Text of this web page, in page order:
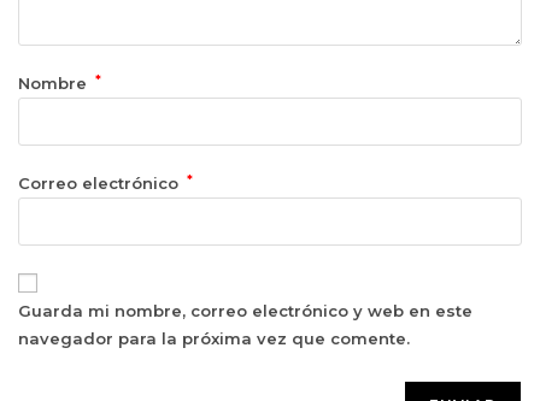
Nombre *
Correo electrónico *
Guarda mi nombre, correo electrónico y web en este
navegador para la próxima vez que comente.